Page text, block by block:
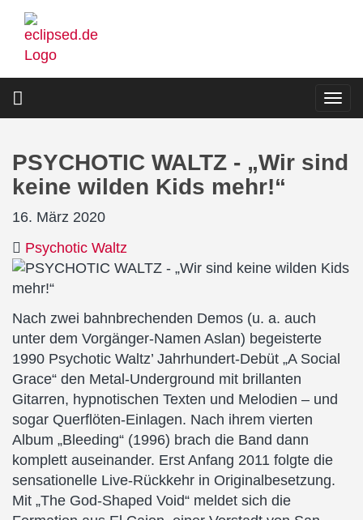
Direkt
zum
Inhalt
PSYCHOTIC WALTZ - „Wir sind
keine wilden Kids mehr!“
16. März 2020
Psychotic Waltz
Nach zwei bahnbrechenden Demos (u. a. auch
unter dem Vorgänger-Namen Aslan) begeisterte
1990 Psychotic Waltz’ Jahrhundert-Debüt „A Social
Grace“ den Metal-Underground mit brillanten
Gitarren, hypnotischen Texten und Melodien – und
sogar Querflöten-Einlagen. Nach ihrem vierten
Album „Bleeding“ (1996) brach die Band dann
komplett auseinander. Erst Anfang 2011 folgte die
sensationelle Live-Rückkehr in Originalbesetzung.
Mit „The God-Shaped Void“ meldet sich die